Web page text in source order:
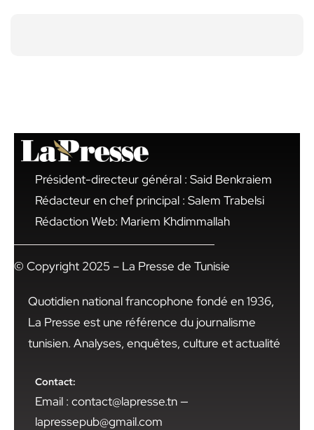
Président-directeur général : Said Benkraiem
Rédacteur en chef principal : Salem Trabelsi
Rédaction Web: Mariem Khdimmallah
© Copyright 2025 – La Presse de Tunisie
Quotidien national francophone fondé en 1936,
La Presse est une référence du journalisme
tunisien. Analyses, enquêtes, culture et actualité
Contact:
Email : contact@lapresse.tn —
lapressepub@gmail.com